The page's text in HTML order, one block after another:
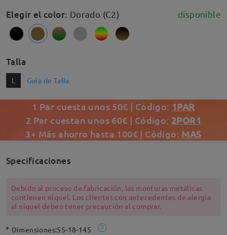
Elegir el color: Dorado (C2) disponible
Talla
L Guía de Talla
1 Par cuesta unos 50€ | Código: 1PAR
2 Par cuestan unos 60€ | Código: 2POR1
3+ Más ahorro hasta 100€ | Código: MAS
Specificaciones
Debido al proceso de fabricación, las monturas metálicas
contienen níquel. Los clientes con antecedentes de alergia
al níquel deben tener precaución al comprar.
Dimensiones:55-18-145